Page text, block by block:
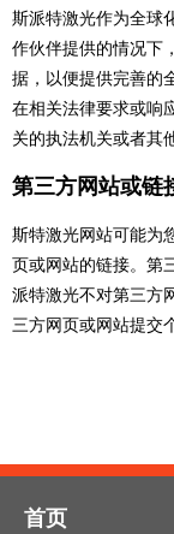
斯派特激光作为全球
作伙伴提供的情况下
据，以便提供完善的
在相关法律要求或响
关的执法机关或者其
第三方网站或链
斯特激光网站可能为
页或网站的链接。第
派特激光不对第三方
三方网页或网站提交
首页